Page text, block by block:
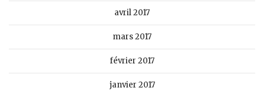
avril 2017
mars 2017
février 2017
janvier 2017